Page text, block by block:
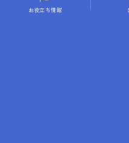
1.成功する面接戦略
お役立ち情報